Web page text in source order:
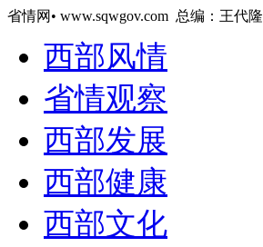
省情网• www.sqwgov.com 总编：王代隆
西部风情
省情观察
西部发展
西部健康
西部文化